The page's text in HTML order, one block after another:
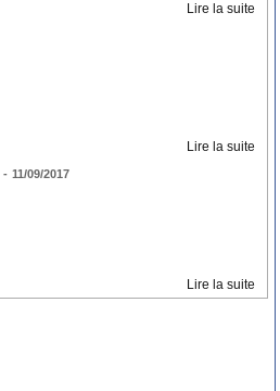
Lire la suite
Lire la suite
- 11/09/2017
Lire la suite